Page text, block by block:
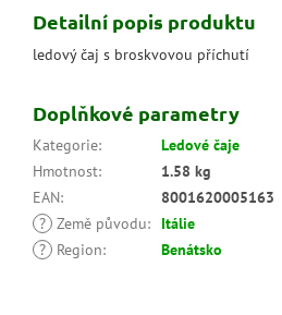
Detailní popis produktu
ledový čaj s broskvovou příchutí
Doplňkové parametry
Kategorie:
Ledové čaje
Hmotnost:
1.58 kg
EAN:
8001620005163
? Země původu:
Itálie
?
Region: Benátsko